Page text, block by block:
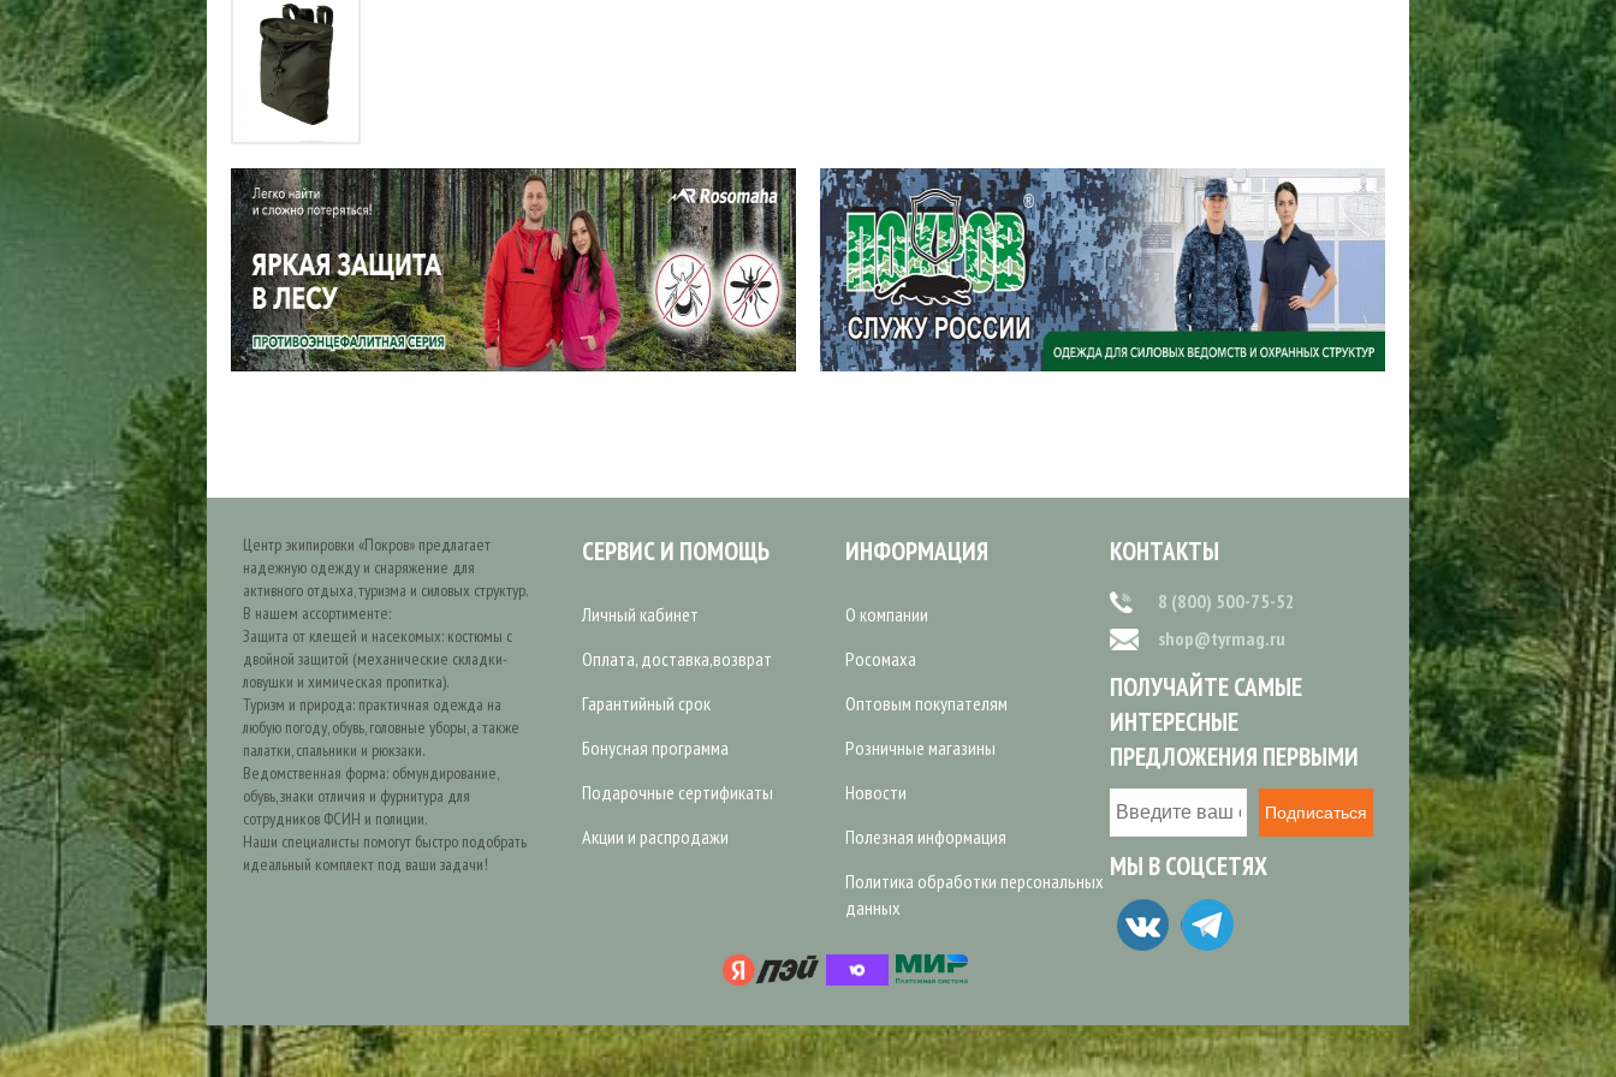
Центр экипировки «Покров» предлагает
надежную одежду и снаряжение для
активного отдыха, туризма и силовых структур.
В нашем ассортименте:
Защита от клещей и насекомых: костюмы с
двойной защитой (механические складки-
ловушки и химическая пропитка).
Туризм и природа: практичная одежда на
любую погоду, обувь, головные уборы, а также
палатки, спальники и рюкзаки.
Ведомственная форма: обмундирование,
обувь, знаки отличия и фурнитура для
сотрудников ФСИН и полиции.
Наши специалисты помогут быстро подобрать
идеальный комплект под ваши задачи!
СЕРВИС И ПОМОЩЬ
Личный кабинет
Оплата, доставка,возврат
Гарантийный срок
Бонусная программа
Подарочные сертификаты
Акции и распродажи
ИНФОРМАЦИЯ
О компании
Росомаха
Оптовым покупателям
Розничные магазины
Новости
Полезная информация
Политика обработки персональных
данных
КОНТАКТЫ
8 (800) 500-75-52
shop@tyrmag.ru
ПОЛУЧАЙТЕ САМЫЕ
ИНТЕРЕСНЫЕ
ПРЕДЛОЖЕНИЯ ПЕРВЫМИ
Подписаться
МЫ В СОЦСЕТЯХ